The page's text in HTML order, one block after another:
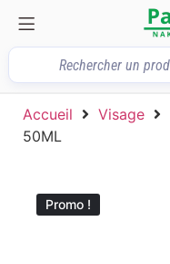
Accueil Visage
50ML
Promo !